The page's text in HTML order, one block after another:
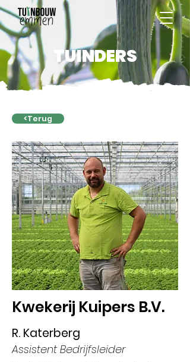
TUINDERS
<Terug
Kwekerij Kuipers B.V.
R. Katerberg
Assistent Bedrijfsleider